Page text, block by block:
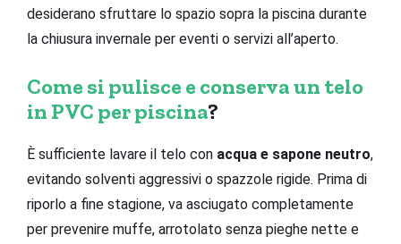
desiderano sfruttare lo spazio sopra la piscina durante
la chiusura invernale per eventi o servizi all’aperto.
Come si pulisce e conserva un telo
in PVC per piscina?
È sufficiente lavare il telo con acqua e sapone neutro,
evitando solventi aggressivi o spazzole rigide. Prima di
riporlo a fine stagione, va asciugato completamente
per prevenire muffe, arrotolato senza pieghe nette e